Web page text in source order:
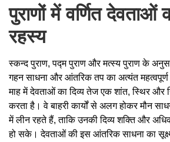
पुराणों में वर्णित देवताओं
रहस्य
स्कन्द पुराण, पद्म पुराण और मत्स्य पुराण के
गहन साधना और आंतरिक तप का अत्यंत
माह में देवताओं का दिव्य तेज एक शांत, स्थिर और
करता है। वे बाहरी कार्यों से अलग होकर मौन
में लीन रहते हैं, ताकि उनकी दिव्य शक्ति और
हो सके। देवताओं की इस आंतरिक साधना का